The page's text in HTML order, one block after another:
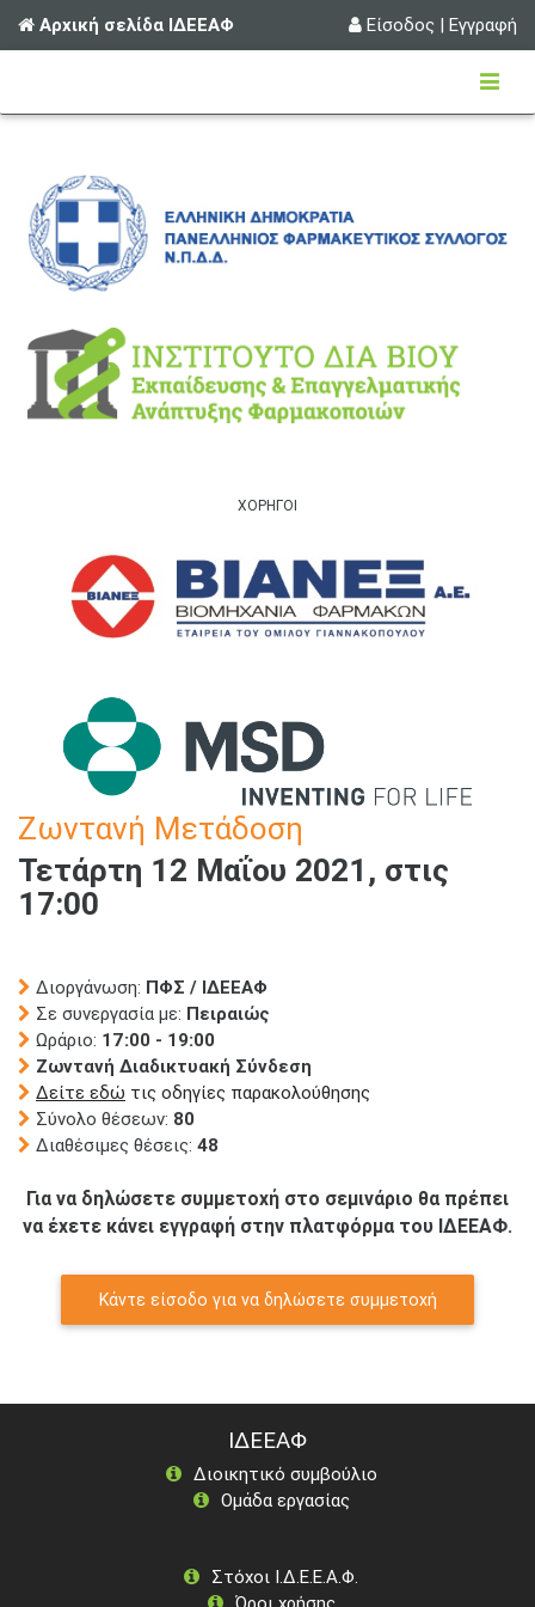
Αρχική σελίδα ΙΔΕΕΑΦ Είσοδος | Εγγραφή
ΧΟΡΗΓΟΙ
Ζωντανή Μετάδοση
Τετάρτη 12 Μαΐου 2021, στις
17:00
Διοργάνωση: ΠΦΣ / ΙΔΕΕΑΦ
Σε συνεργασία με: Πειραιώς
Ωράριο: 17:00 - 19:00
Ζωντανή Διαδικτυακή Σύνδεση
Δείτε εδώ τις οδηγίες παρακολούθησης
Σύνολο θέσεων: 80
Διαθέσιμες θέσεις: 48
Για να δηλώσετε συμμετοχή στο σεμινάριο θα πρέπει
να έχετε κάνει εγγραφή στην πλατφόρμα του ΙΔΕΕΑΦ.
Κάντε είσοδο για να δηλώσετε συμμετοχή
ΙΔΕΕΑΦ
Διοικητικό συμβούλιο
Ομάδα εργασίας
Στόχοι Ι.Δ.Ε.Ε.Α.Φ.